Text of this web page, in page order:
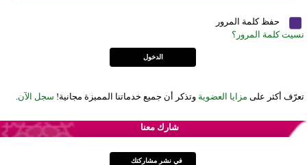
حفظ كلمة المرور
نسيت كلمة المرور؟
تعرّف أكثر على مزايا العضوية وتذكر أن جميع خدماتنا المميزة مجانية! سجل الآن
شارك معنا
في نشر مشاركتك